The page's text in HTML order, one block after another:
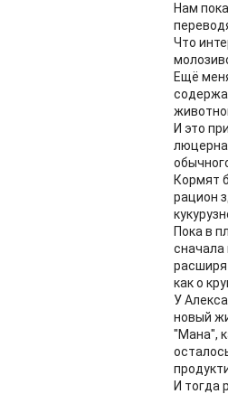
Нам
Что
Ещё
И это
Кормят
рацион
Пока в
сначала
как о
У
новый
"Мана",
И тогда